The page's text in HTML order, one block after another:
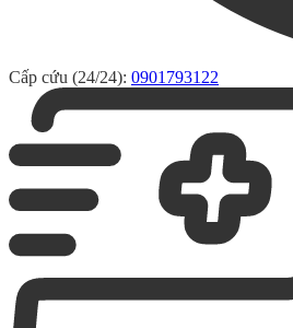
Cấp cứu (24/24): 0901793122